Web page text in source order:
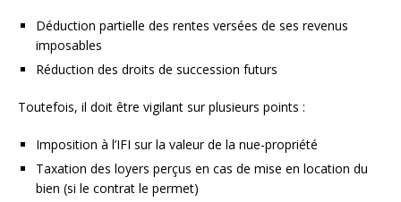
Déduction partielle des rentes versées de ses revenus
imposables
Réduction des droits de succession futurs
Toutefois, il doit être vigilant sur plusieurs points :
Imposition à l’IFI sur la valeur de la nue-propriété
Taxation des loyers perçus en cas de mise en location du
bien (si le contrat le permet)